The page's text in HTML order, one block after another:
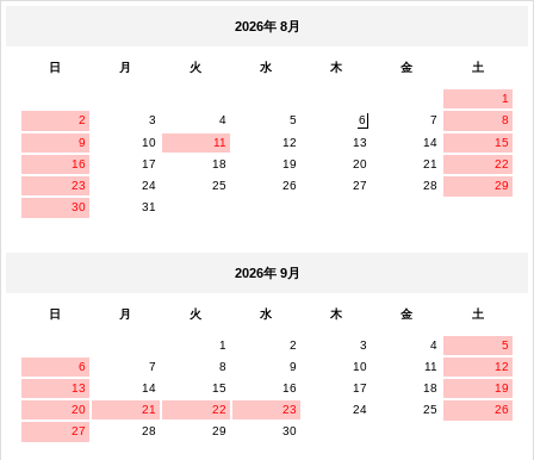
2026年 8月
日 月 火 水 木 金 土
1
2
3 4 5 6 7
8
9
10 11 12 13 14
15
16
17 18 19 20 21
22
23
24 25 26 27 28
29
30
31
2026年 9月
日 月 火 水 木 金 土
1 2 3 4
5
6
7 8 9 10 11
12
13
14 15 16 17 18
19
20
21 22 23 24 25
26
27
28 29 30